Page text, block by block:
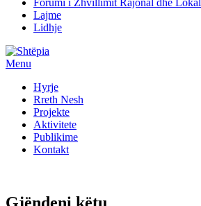
Lajme
Lidhje
Menu
Hyrje
Rreth Nesh
Projekte
Aktivitete
Publikime
Kontakt
Gjëndeni këtu